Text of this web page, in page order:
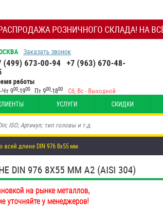
РОЗНИЧНОГО СКЛАДА! НА
Заказать звонок
(499) 673-00-94 +7 (963) 670-48-
работы
Чт 900-1900 Пт 900-1800 Сб, Вс - Выходной
УСЛУГИ СКИДКИ
всей длине DIN 976 8х55 мм
976 8Х55 ММ А2 (AISI 304)
на рынке металлов,
уточняйте у менеджеров!